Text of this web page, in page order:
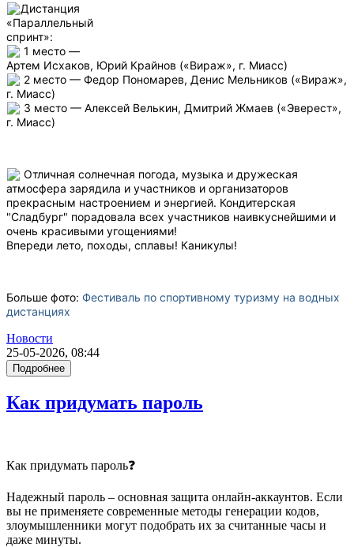
Дистанция
«Параллельный
спринт»:
1 место —
Артем Исхаков, Юрий Крайнов («Вираж», г. Миасс)
2 место — Федор Пономарев, Денис Мельников («Вираж»,
г. Миасс)
3 место — Алексей Велькин, Дмитрий Жмаев («Эверест»,
г. Миасс)
Отличная солнечная погода, музыка и дружеская
атмосфера зарядила и участников и организаторов
прекрасным настроением и энергией. Кондитерская
"Сладбург" порадовала всех участников наивкуснейшими и
очень красивыми угощениями!
Впереди лето, походы, сплавы! Каникулы!
Больше фото: Фестиваль по спортивному туризму на водных
дистанциях
Новости
25-05-2026, 08:44
Подробнее
Как придумать пароль
Как придумать пароль❓
Надежный пароль – основная защита онлайн-аккаунтов. Если
вы не применяете современные методы генерации кодов,
злоумышленники могут подобрать их за считанные часы и
даже минуты.